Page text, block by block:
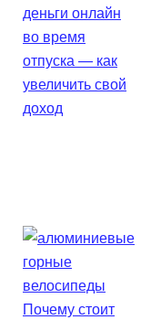
деньги онлайн
во время
отпуска — как
увеличить свой
доход
Почему стоит